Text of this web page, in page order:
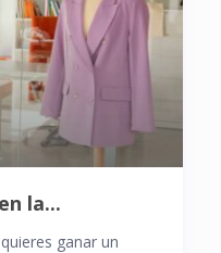
la...
ganar un